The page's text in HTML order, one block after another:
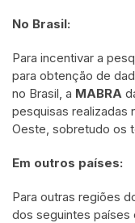
No Brasil:
Para incentivar a
para obtenção de
no Brasil, a MABRA
pesquisas realizadas
Oeste, sobretudo os
Em outros países:
Para outras regiões
dos seguintes